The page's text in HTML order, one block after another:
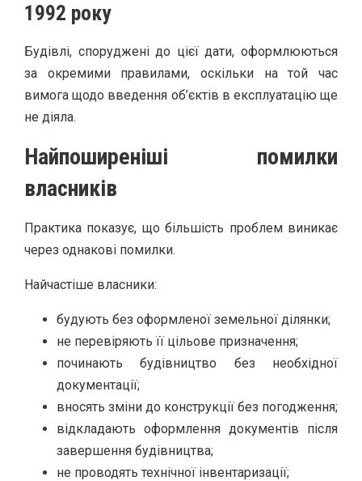
1992 року
Будівлі, споруджені до цієї дати, оформлюються
за окремими правилами, оскільки на той час
вимога щодо введення об’єктів в експлуатацію ще
не діяла.
Найпоширеніші помилки
власників
Практика показує, що більшість проблем виникає
через однакові помилки.
Найчастіше власники:
будують без оформленої земельної ділянки;
не перевіряють її цільове призначення;
починають будівництво без необхідної
документації;
вносять зміни до конструкції без погодження;
відкладають оформлення документів після
завершення будівництва;
не проводять технічної інвентаризації;